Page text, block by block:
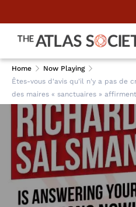
Home
Now Playing
Êtes-vous d'avis qu'il n'y a pas de
des maires « sanctuaires »